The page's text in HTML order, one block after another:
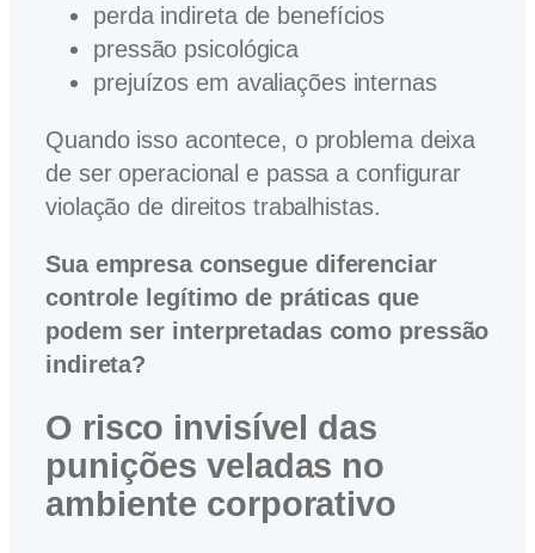
perda indireta de benefícios
pressão psicológica
prejuízos em avaliações internas
Quando isso acontece, o problema deixa
de ser operacional e passa a configurar
violação de direitos trabalhistas.
Sua empresa consegue diferenciar
controle legítimo de práticas que
podem ser interpretadas como pressão
indireta?
O risco invisível das
punições veladas no
ambiente corporativo